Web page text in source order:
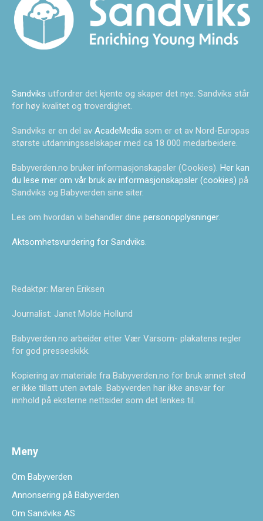
Sandviks utfordrer det kjente og skaper det nye. Sandviks står
for høy kvalitet og troverdighet.
Sandviks er en del av AcadeMedia som er et av Nord-Europas
største utdanningsselskaper med ca 18 000 medarbeidere.
Babyverden.no bruker informasjonskapsler (Cookies). Her kan
du lese mer om vår bruk av informasjonskapsler (cookies) på
Sandviks og Babyverden sine siter.
Les om hvordan vi behandler dine personopplysninger.
Aktsomhetsvurdering for Sandviks.
Redaktør: Maren Eriksen
Journalist: Janet Molde Hollund
Babyverden.no arbeider etter Vær Varsom- plakatens regler
for god presseskikk.
Kopiering av materiale fra Babyverden.no for bruk annet sted
er ikke tillatt uten avtale. Babyverden har ikke ansvar for
innhold på eksterne nettsider som det lenkes til.
Meny
Om Babyverden
Annonsering på Babyverden
Om Sandviks AS